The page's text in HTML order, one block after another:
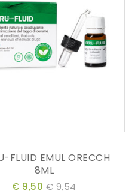
FLUID EMUL ORECCH
8ML
€ 9,50 € 9,54